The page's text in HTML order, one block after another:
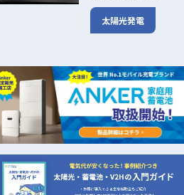
太陽光発電